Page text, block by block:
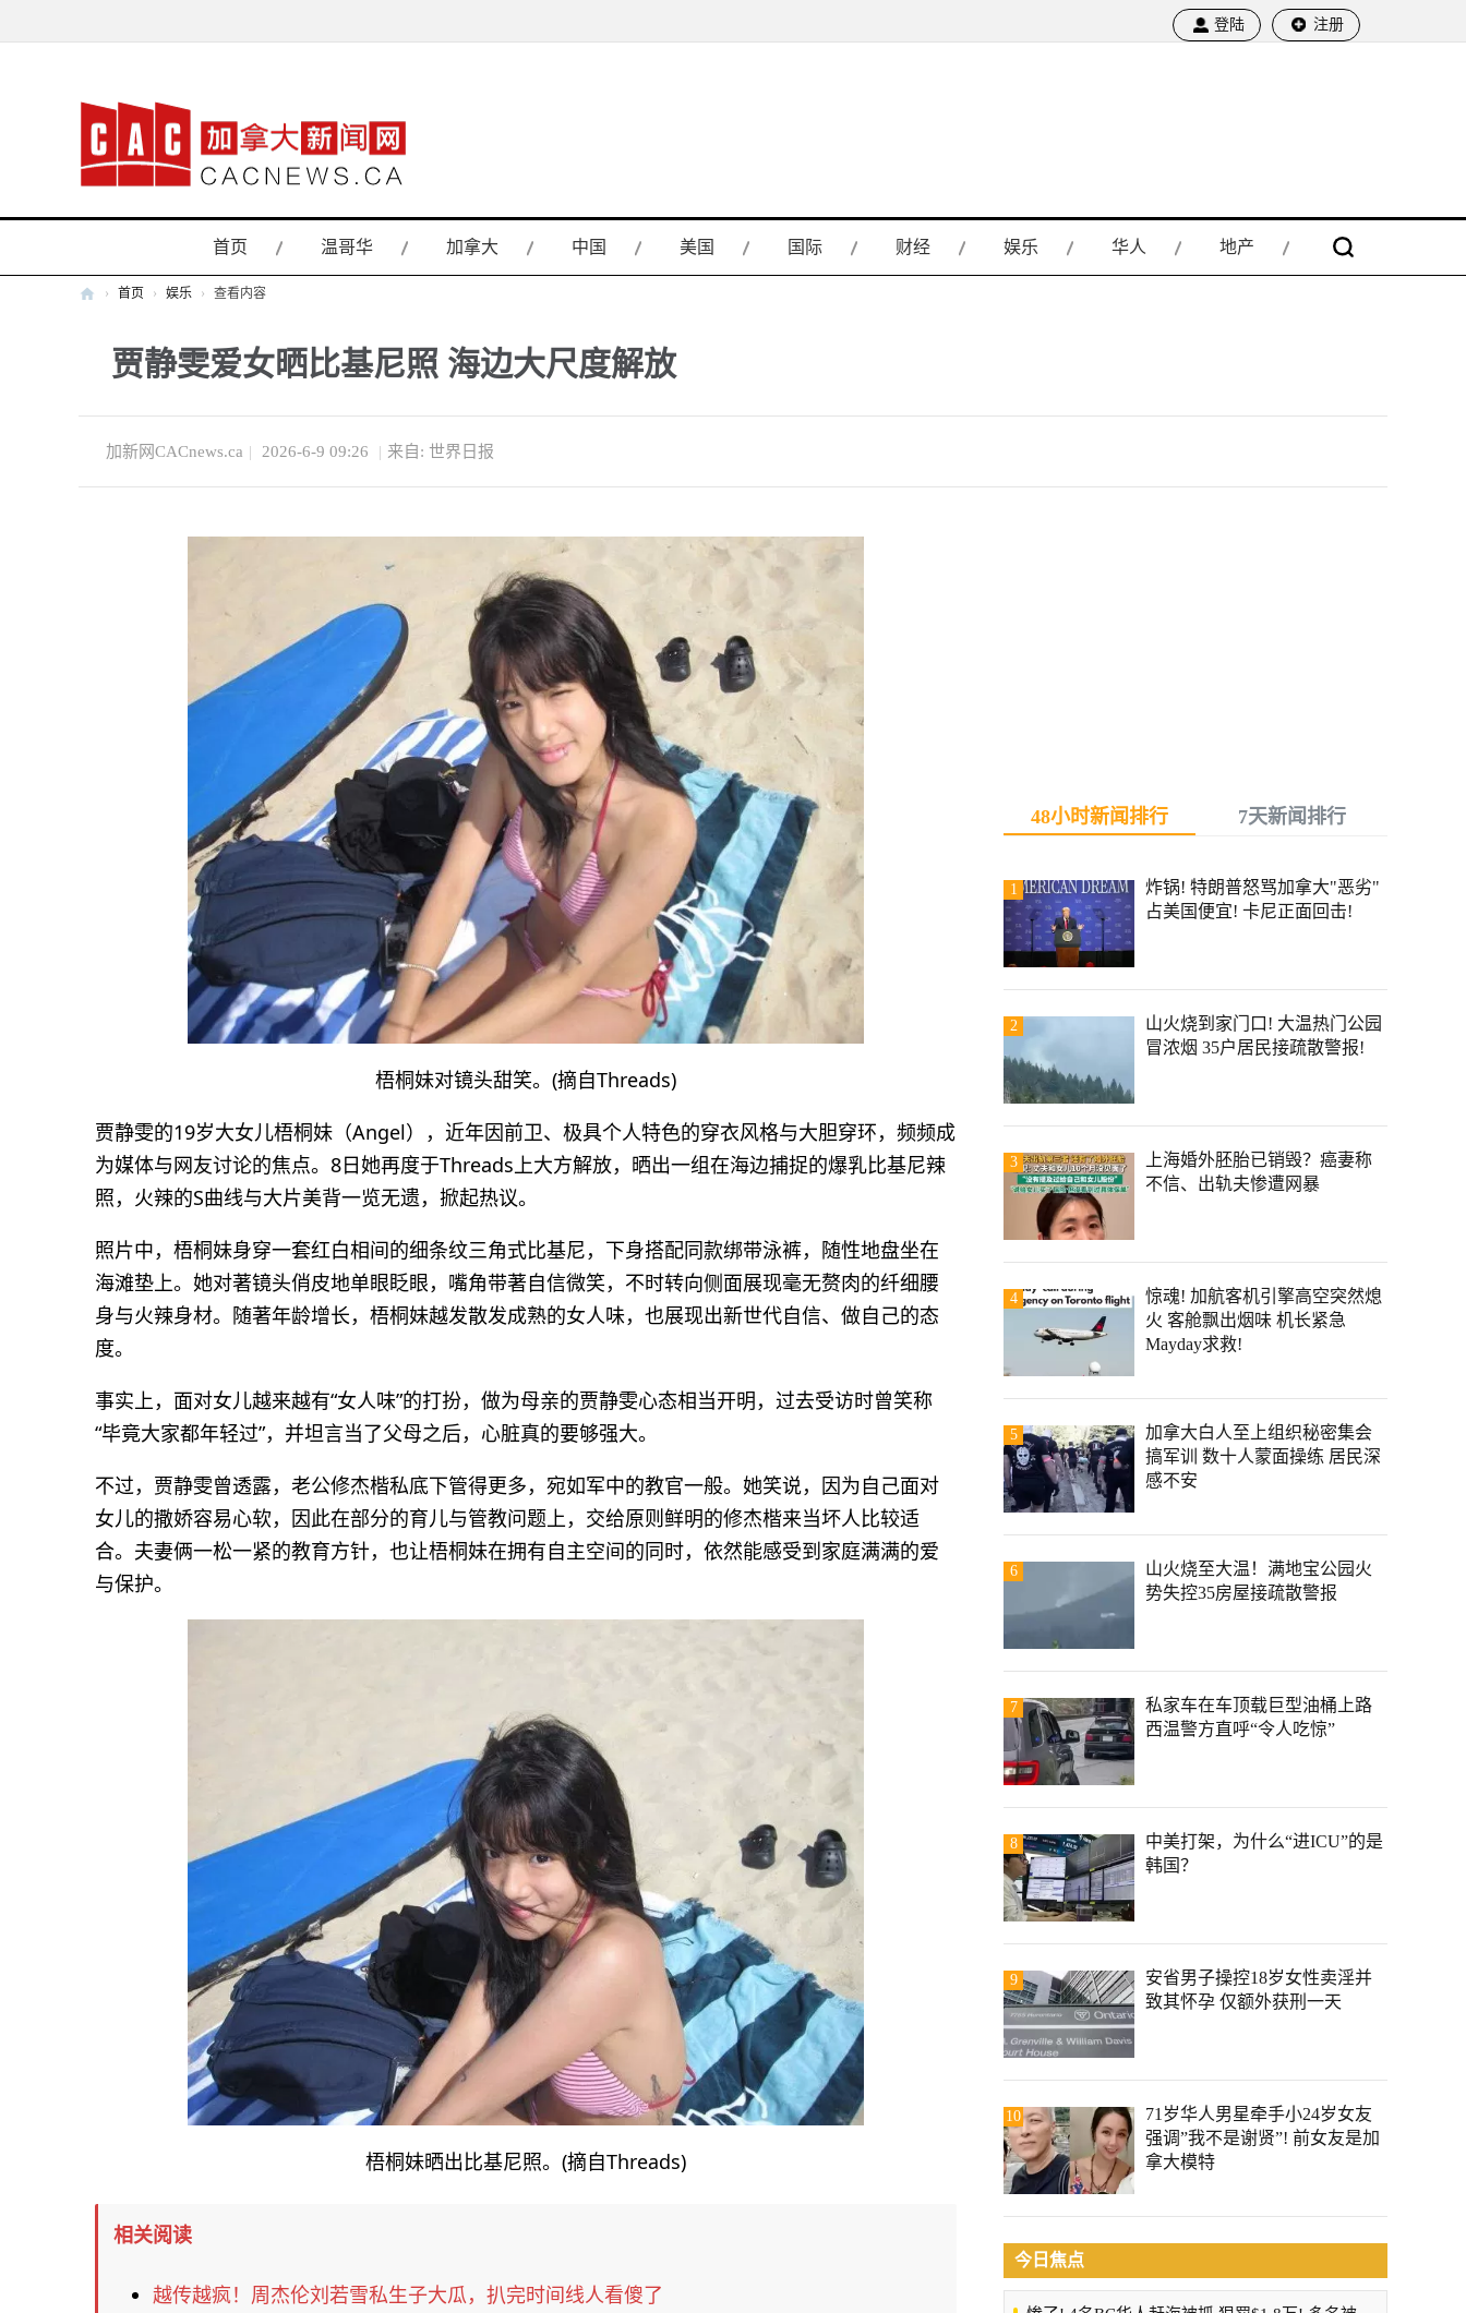
登陆 注册
首页 温哥华 加拿大 中国 美国 国际 财经 娱乐 华人 地产
新
网
› 首页 › 娱乐 › 查看内容
贾静雯爱女晒比基尼照 海边大尺度解放
加新网CACnews.ca | 2026-6-9 09:26 | 来自: 世界日报
梧桐妹对镜头甜笑。(摘自Threads)
贾静雯的19岁大女儿梧桐妹（Angel），近年因前卫、极具个人特色的穿衣风格与大胆穿环，频频成
为媒体与网友讨论的焦点。8日她再度于Threads上大方解放，晒出一组在海边捕捉的爆乳比基尼辣
照，火辣的S曲线与大片美背一览无遗，掀起热议。
照片中，梧桐妹身穿一套红白相间的细条纹三角式比基尼，下身搭配同款绑带泳裤，随性地盘坐在
海滩垫上。她对著镜头俏皮地单眼眨眼，嘴角带著自信微笑，不时转向侧面展现毫无赘肉的纤细腰
身与火辣身材。随著年龄增长，梧桐妹越发散发成熟的女人味，也展现出新世代自信、做自己的态
度。
事实上，面对女儿越来越有“女人味”的打扮，做为母亲的贾静雯心态相当开明，过去受访时曾笑称
“毕竟大家都年轻过”，并坦言当了父母之后，心脏真的要够强大。
不过，贾静雯曾透露，老公修杰楷私底下管得更多，宛如军中的教官一般。她笑说，因为自己面对
女儿的撒娇容易心软，因此在部分的育儿与管教问题上，交给原则鲜明的修杰楷来当坏人比较适
合。夫妻俩一松一紧的教育方针，也让梧桐妹在拥有自主空间的同时，依然能感受到家庭满满的爱
与保护。
梧桐妹晒出比基尼照。(摘自Threads)
相关阅读
越传越疯！周杰伦刘若雪私生子大瓜，扒完时间线人看傻了
48小时新闻排行 7天新闻排行
1
炸锅! 特朗普怒骂加拿大"恶劣"
占美国便宜! 卡尼正面回击!
2
山火烧到家门口! 大温热门公园
冒浓烟 35户居民接疏散警报!
3
上海婚外胚胎已销毁？癌妻称
不信、出轨夫惨遭网暴
4
惊魂! 加航客机引擎高空突然熄
火 客舱飘出烟味 机长紧急
Mayday求救!
5
加拿大白人至上组织秘密集会
搞军训 数十人蒙面操练 居民深
感不安
6
山火烧至大温！满地宝公园火
势失控35房屋接疏散警报
7
私家车在车顶载巨型油桶上路
西温警方直呼“令人吃惊”
8
中美打架，为什么“进ICU”的是
韩国？
9
安省男子操控18岁女性卖淫并
致其怀孕 仅额外获刑一天
10
71岁华人男星牵手小24岁女友
强调”我不是谢贤”! 前女友是加
拿大模特
今日焦点